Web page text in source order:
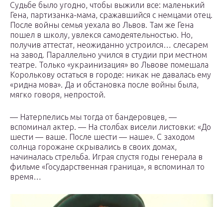
Судьбе было угодно, чтобы выжили все: маленький
Гена, партизанка-мама, сражавшийся с немцами отец.
После войны семья уехала во Львов. Там же Гена
пошел в школу, увлекся самодеятельностью. Но,
получив аттестат, неожиданно устроился… слесарем
на завод. Параллельно учился в студии при местном
театре. Только «украинизация» во Львове помешала
Королькову остаться в городе: никак не давалась ему
«ридна мова». Да и обстановка после войны была,
мягко говоря, непростой.
— Натерпелись мы тогда от бандеровцев, —
вспоминал актер. — На столбах висели листовки: «До
шести — ваше. После шести — наше». С заходом
солнца горожане скрывались в своих домах,
начиналась стрельба. Играя спустя годы генерала в
фильме «Государственная граница», я вспоминал то
время…